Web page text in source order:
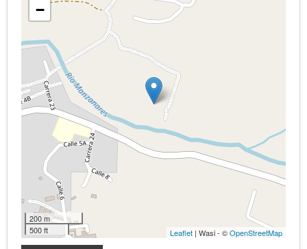
−
200 m
500 ft
Leaflet | Wasi - ©OpenStreetMap